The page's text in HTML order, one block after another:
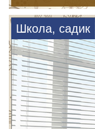
Школа, садик